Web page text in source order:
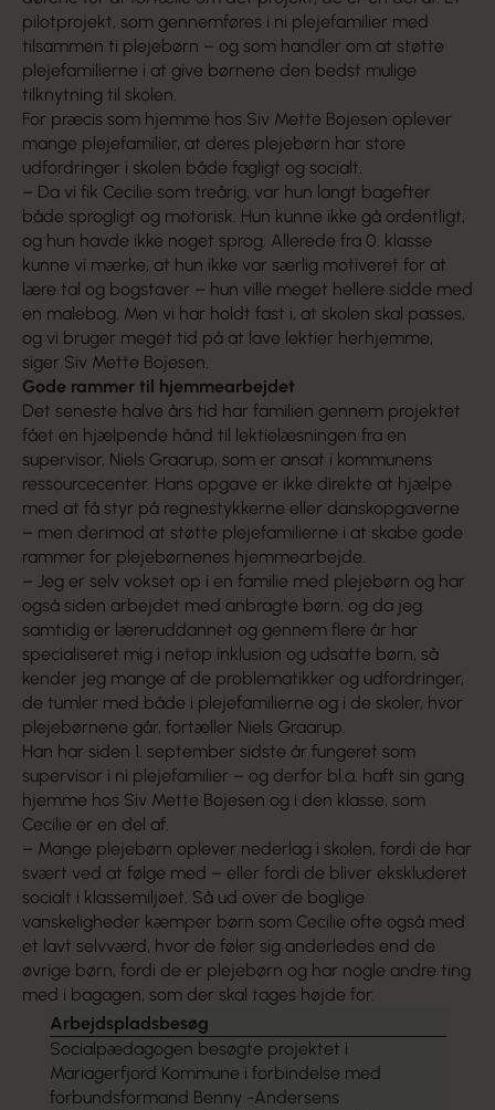
pilotprojekt, som gennemføres i ni plejefamilier med
tilsammen ti plejebørn – og som handler om at støtte
plejefamilierne i at give børnene den bedst mulige
tilknytning til skolen.
For præcis som hjemme hos Siv Mette Bojesen oplever
mange plejefamilier, at deres plejebørn har store
udfordringer i skolen både fagligt og socialt.
– Da vi fik Cecilie som treårig, var hun langt bagefter
både sprogligt og motorisk. Hun kunne ikke gå ordentligt,
og hun havde ikke noget sprog. Allerede fra 0. klasse
kunne vi mærke, at hun ikke var særlig motiveret for at
lære tal og bogstaver – hun ville meget hellere sidde med
en malebog. Men vi har holdt fast i, at skolen skal passes,
og vi bruger meget tid på at lave lektier herhjemme,
siger Siv Mette Bojesen.
Gode rammer til hjemmearbejdet
Det seneste halve års tid har familien gennem projektet
fået en hjælpende hånd til lektielæsningen fra en
supervisor, Niels Graarup, som er ansat i kommunens
ressourcecenter. Hans opgave er ikke direkte at hjælpe
med at få styr på regnestykkerne eller danskopgaverne
– men derimod at støtte plejefamilierne i at skabe gode
rammer for plejebørnenes hjemmearbejde.
– Jeg er selv vokset op i en familie med plejebørn og har
også siden arbejdet med anbragte børn, og da jeg
samtidig er læreruddannet og gennem flere år har
specialiseret mig i netop inklusion og udsatte børn, så
kender jeg mange af de problematikker og udfordringer,
de tumler med både i plejefamilierne og i de skoler, hvor
plejebørnene går, fortæller Niels Graarup.
Han har siden 1. september sidste år fungeret som
supervisor i ni plejefamilier – og derfor bl.a. haft sin gang
hjemme hos Siv Mette Bojesen og i den klasse, som
Cecilie er en del af.
– Mange plejebørn oplever nederlag i skolen, fordi de har
svært ved at følge med – eller fordi de bliver ekskluderet
socialt i klassemiljøet. Så ud over de boglige
vanskeligheder kæmper børn som Cecilie ofte også med
et lavt selvværd, hvor de føler sig anderledes end de
øvrige børn, fordi de er plejebørn og har nogle andre ting
med i bagagen, som der skal tages højde for.
Arbejdspladsbesøg
Socialpædagogen besøgte projektet i
Mariagerfjord Kommune i forbindelse med
forbundsformand Benny -Andersens